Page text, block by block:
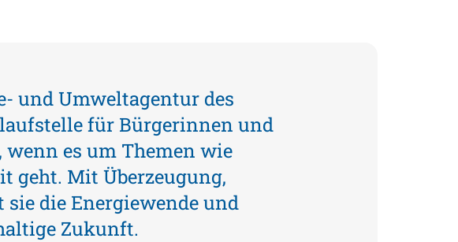
und Umweltagentur des
für Bürgerinnen und
wenn es um Themen wie
geht. Mit Überzeugung,
die Energiewende und
Zukunft.